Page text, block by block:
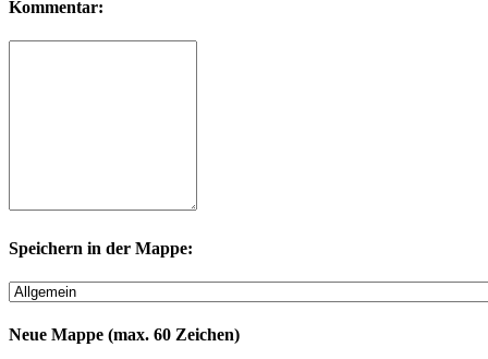
Kommentar:
Speichern in der Mappe:
Neue Mappe (max. 60 Zeichen)